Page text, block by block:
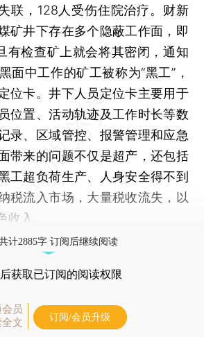
联，128人受伤住院治疗。财新
矿井下存在多个隐蔽工作面，即
有检查矿上就会将其密闭，通知
面中工作的矿工被称为“黑工”，
位卡。井下人员定位卡主要用于
位置、活动轨迹及工作时长等数
录、区域管控、报警管理和应急
带来的问题不仅是超产，还包括
工超负荷生产、人身安全得不到
税流入市场，大量税收流失，以
收入。
计2885字 订阅后继续阅读
后获取已订阅的阅读权限
员
文
订阅/会员升级